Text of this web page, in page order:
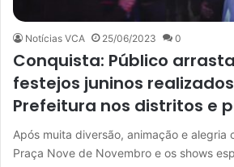
Notícias VCA 25/06/2023 0
Conquista: Público
festejos juninos
Prefeitura nos distritos e
Após muita diversão, animação e alegria
Praça Nove de Novembro e os shows